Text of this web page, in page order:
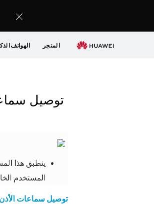
المتجر الهواتف
توصيل
ينطبق هذا
المستخدم
توصيل سماعات